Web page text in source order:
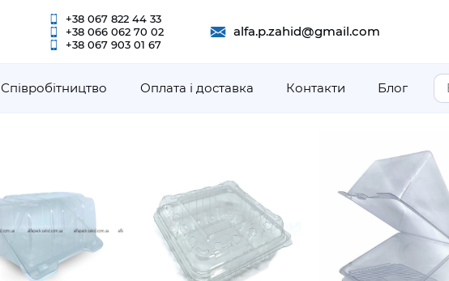
+38 067 822 44 33
+38 066 062 70 02
+38 067 903 01 67
alfa.p.zahid@gmail.com
Співробітництво Оплата і доставка Контакти Блог